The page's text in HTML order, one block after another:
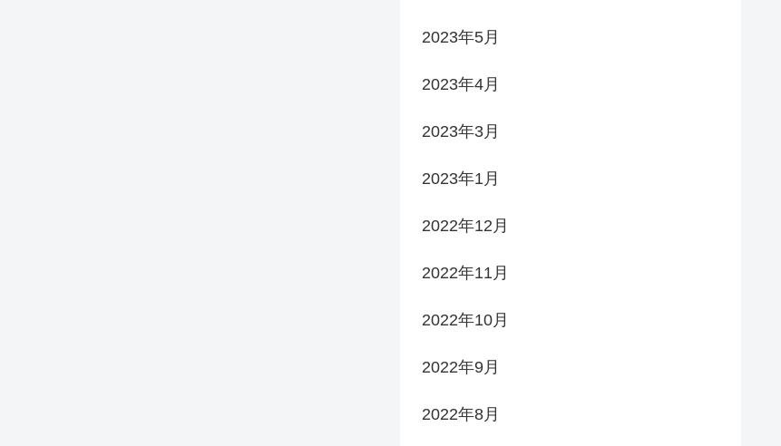
2023年5月
2023年4月
2023年3月
2023年1月
2022年12月
2022年11月
2022年10月
2022年9月
2022年8月